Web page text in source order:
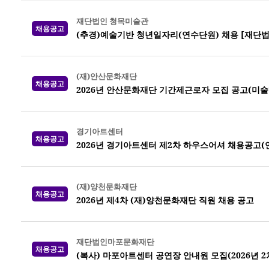
채용공고
재단법인 청목미술관
(추경)예술기반 청년일자리(연수단원) 채용 [재단
채용공고
(재)안산문화재단
2026년 안산문화재단 기간제근로자 모집 공고(미
채용공고
경기아트센터
2026년 경기아트센터 제2차 하우스어셔 채용공고(
채용공고
(재)양천문화재단
2026년 제4차 (재)양천문화재단 직원 채용 공고
채용공고
재단법인마포문화재단
(복사) 마포아트센터 공연장 안내원 모집(2026년 2